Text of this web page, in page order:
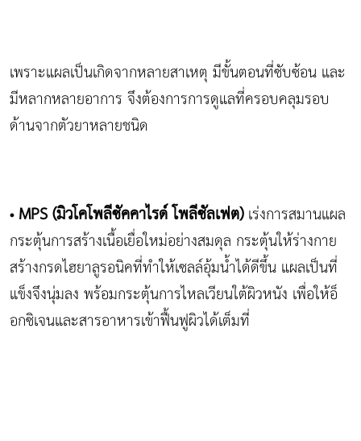
เพราะแผลเป็นเกิดจากหลายสาเหตุ มีขั้นตอนที่ซับซ้อน และ
มีหลากหลายอาการ จึงต้องการการดูแลที่ครอบคลุมรอบ
ด้านจากตัวยาหลายชนิด
• MPS (มิวโคโพลีซัคคาไรด์ โพลีซัลเฟต)เร่งการสมานแผล
กระตุ้นการสร้างเนื้อเยื่อใหม่อย่างสมดุล กระตุ้นให้ร่างกาย
สร้างกรดไฮยาลูรอนิคที่ทำให้เซลล์อุ้มน้ำได้ดีขึ้น แผลเป็นที่
แข็งจึงนุ่มลง พร้อมกระตุ้นการไหลเวียนใต้ผิวหนัง เพื่อให้อ็
อกซิเจนและสารอาหารเข้าฟื้นฟูผิวได้เต็มที่